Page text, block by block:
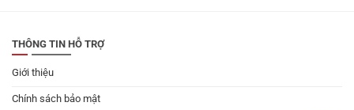
THÔNG TIN HỖ TRỢ
Giới thiệu
Chính sách bảo mật